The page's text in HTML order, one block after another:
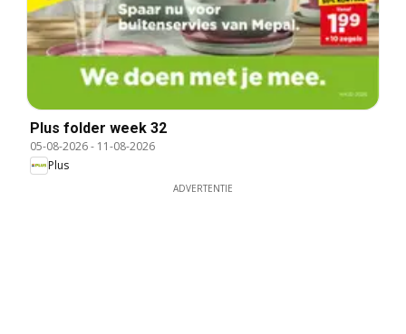
Plus folder week 32
05-08-2026- 11-08-2026
Plus
ADVERTENTIE